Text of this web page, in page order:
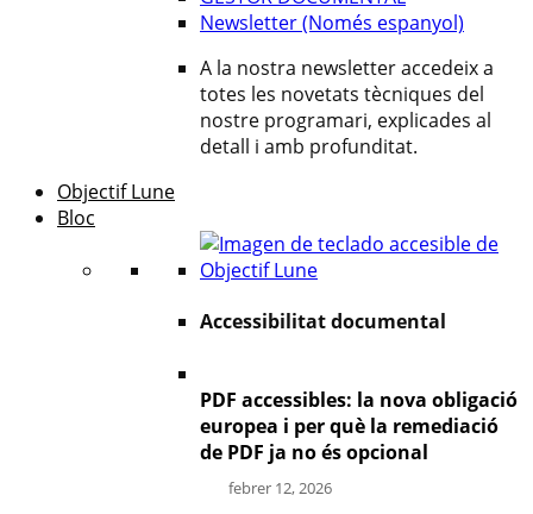
Newsletter (Només espanyol)
A la nostra newsletter accedeix a
totes les novetats tècniques del
nostre programari, explicades al
detall i amb profunditat.
Objectif Lune
Bloc
Accessibilitat documental
PDF accessibles: la nova obligació
europea i per què la remediació
de PDF ja no és opcional
febrer 12, 2026